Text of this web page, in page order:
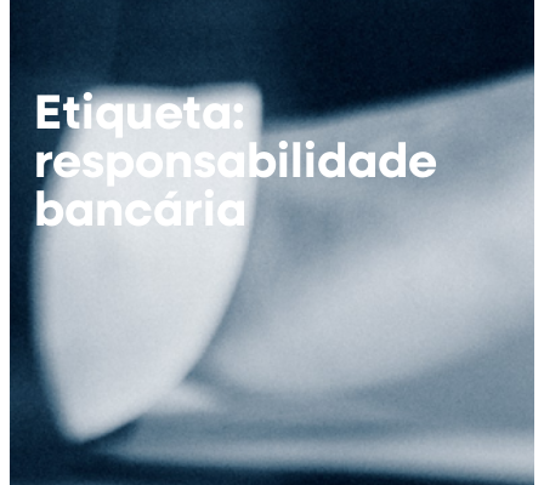
Etiqueta:
responsabilidade
bancária